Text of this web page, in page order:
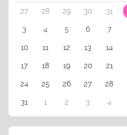
27
28 29 30 31
3
4 5 6 7
10
11 12 13 14
17
18 19 20 21
24
25 26 27 28
31
1 2 3 4